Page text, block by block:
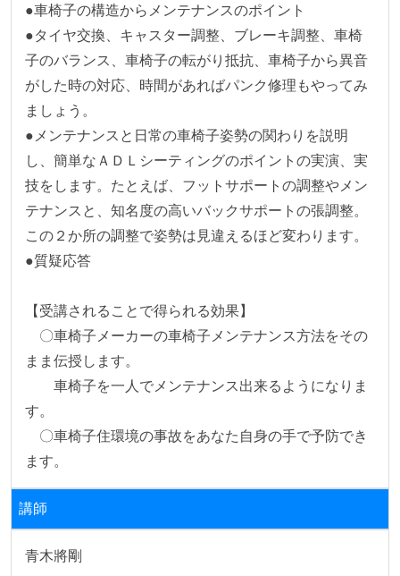
●車椅子の構造からメンテナンスのポイント
●タイヤ交換、キャスター調整、ブレーキ調整、車椅
子のバランス、車椅子の転がり抵抗、車椅子から異音
がした時の対応、時間があればパンク修理もやってみ
ましょう。
●メンテナンスと日常の車椅子姿勢の関わりを説明
し、簡単なＡＤＬシーティングのポイントの実演、実
技をします。たとえば、フットサポートの調整やメン
テナンスと、知名度の高いバックサポートの張調整。
この２か所の調整で姿勢は見違えるほど変わります。
●質疑応答
【受講されることで得られる効果】
〇車椅子メーカーの車椅子メンテナンス方法をその
まま伝授します。
車椅子を一人でメンテナンス出来るようになりま
す。
〇車椅子住環境の事故をあなた自身の手で予防でき
ます。
講師
青木將剛